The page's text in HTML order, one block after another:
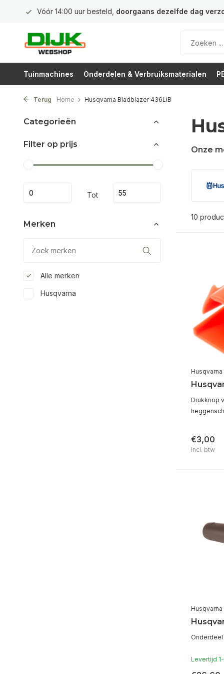
Vóór 14:00 uur besteld,doorgaans dezelfde dag verzonden!
Tuinmachines Onderdelen & Verbruiksmaterialen
Terug Home Husqvarna Bladblazer 436LiB
Categorieën
Filter op prijs
Tot
Merken
Alle merken
Husqvarna
Onze
10
Husqvarna
Drukknop
€3,00
Incl. btw
Husqvarna
Levertijd